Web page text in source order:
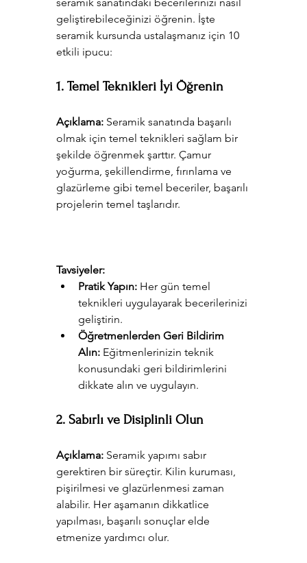
geliştirebileceğinizi öğrenin. İşte
seramik kursunda ustalaşmanız için 10
etkili ipucu:
1. Temel Teknikleri İyi Öğrenin
Açıklama: Seramik sanatında başarılı
olmak için temel teknikleri sağlam bir
şekilde öğrenmek şarttır. Çamur
yoğurma, şekillendirme, fırınlama ve
glazürleme gibi temel beceriler, başarılı
projelerin temel taşlarıdır.
Tavsiyeler:
Pratik Yapın: Her gün temel
teknikleri uygulayarak becerilerinizi
geliştirin.
Öğretmenlerden Geri Bildirim
Alın: Eğitmenlerinizin teknik
konusundaki geri bildirimlerini
dikkate alın ve uygulayın.
2. Sabırlı ve Disiplinli Olun
Açıklama: Seramik yapımı sabır
gerektiren bir süreçtir. Kilin kuruması,
pişirilmesi ve glazürlenmesi zaman
alabilir. Her aşamanın dikkatlice
yapılması, başarılı sonuçlar elde
etmenize yardımcı olur.